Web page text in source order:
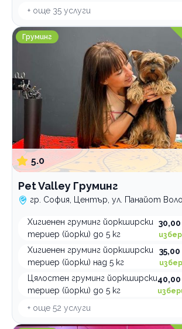
+ още 35 услуги
Pet Valley Груминг
Груминг
5.0
Pet Valley Груминг
гр. София, Център, ул. Панайот
Хигиенен груминг йоркширски
териер (йорки) до 5 кг
Хигиенен груминг йоркширски
териер (йорки) над 5 кг
Цялостен груминг йоркширски
териер (йорки) до 5 кг
+ още 52 услуги